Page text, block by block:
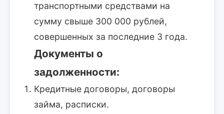
транспортными средствами на
сумму свыше 300 000 рублей,
совершенных за последние 3 года.
Документы о
задолженности:
Кредитные договоры, договоры
займа, расписки.